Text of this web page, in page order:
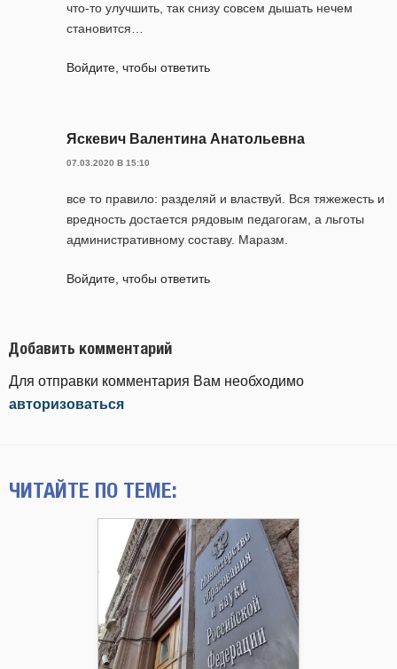
что-то улучшить, так снизу совсем дышать нечем
становится…
Войдите, чтобы ответить
Яскевич Валентина Анатольевна
07.03.2020 В 15:10
все то правило: разделяй и властвуй. Вся тяжежесть и
вредность достается рядовым педагогам, а льготы
административному составу. Маразм.
Войдите, чтобы ответить
Добавить комментарий
Для отправки комментария Вам необходимо
авторизоваться
ЧИТАЙТЕ ПО ТЕМЕ: